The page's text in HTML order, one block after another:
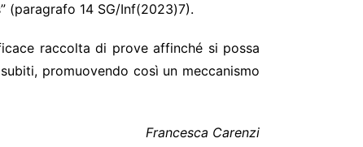
(paragrafo 14 SG/Inf(2023)7).
raccolta di prove affinché si possa
promuovendo così un meccanismo
Francesca Carenzi